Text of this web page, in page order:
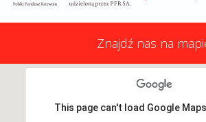
Znajdź nas na
This page can't load Google